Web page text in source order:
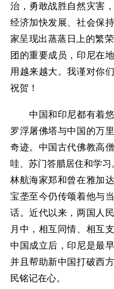
治，勇敢战胜自然灾害
经济加快发展、社会保
家呈现出蒸蒸日上的繁
团的重要成员，印尼在
用越来越大。我谨对你
祝贺！
中国和印尼都有着悠
罗浮屠佛塔与中国的万
奇迹。中国古代佛教高
哇、苏门答腊居住和学
林航海家郑和曾在雅加
宝垄至今仍传颂着他与
话。近代以来，两国人
月中，相互同情、相互
中国成立后，印尼是最
并且帮助新中国打破西
民铭记在心。